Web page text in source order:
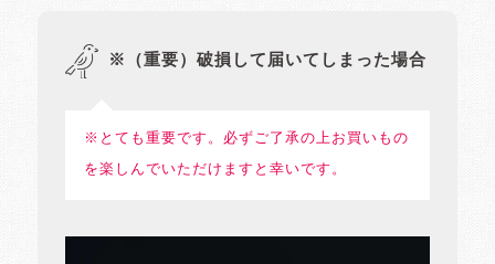
※（重要）破損して届いてしまった場合
※とても重要です。必ずご了承の上お買いもの
を楽しんでいただけますと幸いです。